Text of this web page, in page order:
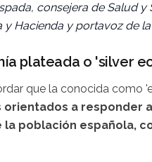
consejera de Salud
y Hacienda y portavoz de
plateada o 'silver
que la conocida como
orientados a responder
la población española,